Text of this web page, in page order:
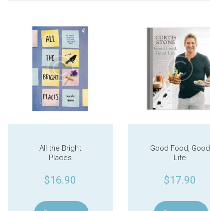
All the Bright
Places
$16.90
Good Food, Good
Life
$17.90